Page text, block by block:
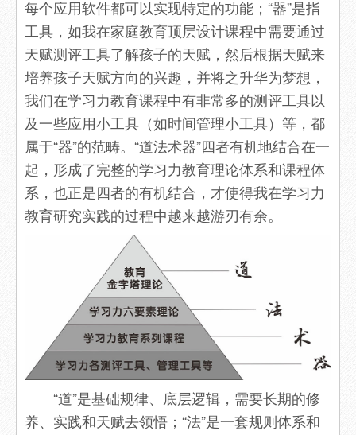
每个应用软件都可以实现特定的功能；“器”是指
工具，如我在家庭教育顶层设计课程中需要通过
天赋测评工具了解孩子的天赋，然后根据天赋来
培养孩子天赋方向的兴趣，并将之升华为梦想，
我们在学习力教育课程中有非常多的测评工具以
及一些应用小工具（如时间管理小工具）等，都
属于“器”的范畴。“道法术器”四者有机地结合在一
起，形成了完整的学习力教育理论体系和课程体
系，也正是四者的有机结合，才使得我在学习力
教育研究实践的过程中越来越游刃有余。
“道”是基础规律、底层逻辑，需要长期的修
养、实践和天赋去领悟；“法”是一套规则体系和